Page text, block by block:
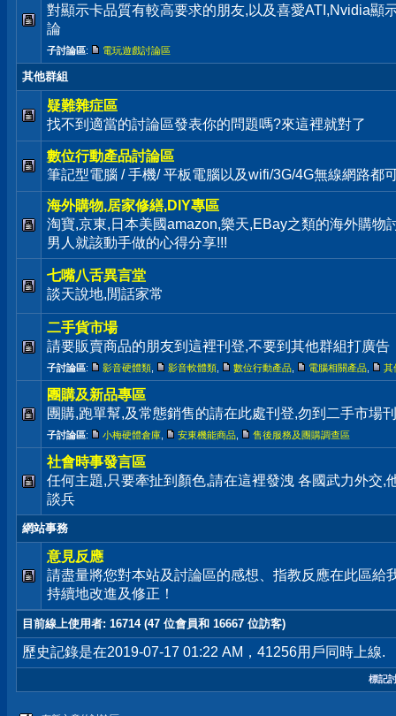
對顯示卡品質有較高要求的朋友,以及喜愛ATI,Nvidia顯
論
子討論區: 電玩遊戲討論區
其他群組
疑難雜症區
找不到適當的討論區發表你的問題嗎?來這裡就對了
數位行動產品討論區
筆記型電腦 / 手機/ 平板電腦以及wifi/3G/4G無線網路都
海外購物,居家修繕,DIY專區
淘寶,京東,日本美國amazon,樂天,EBay之類的海外購物
男人就該動手做的心得分享!!!
七嘴八舌異言堂
談天說地,閒話家常
二手貨市場
請要販賣商品的朋友到這裡刊登,不要到其他群組打廣告
子討論區: 影音硬體類 影音軟體類 數位行動產品 電腦相關產品 其
團購及新品專區
團購,跑單幫,及常態銷售的請在此處刊登,勿到二手市場
子討論區: 小梅硬體倉庫 安東機能商品 售後服務及團購調查區
社會時事發言區
任何主題,只要牽扯到顏色,請在這裡發洩 各國武力外交,
談兵
網站事務
意見反應
請盡量將您對本站及討論區的感想、指教反應在此區給
持續地改進及修正！
目前線上使用者: 16714 (47 位會員和 16667 位訪客)
歷史記錄是在2019-07-17 01:22 AM，41256用戶同時上線.
標記